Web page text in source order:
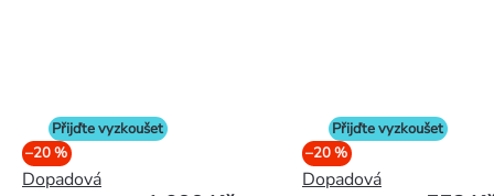
Přijďte vyzkoušet
–20 %
Dopadová
Přijďte vyzkoušet
–20 %
Dopadová